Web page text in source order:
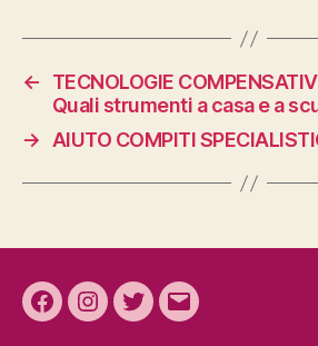
←
TECNOLOGIE
Quali strumenti a casa e a
→
AIUTO COMPITI
FacebookInstagram
TwitterEmail